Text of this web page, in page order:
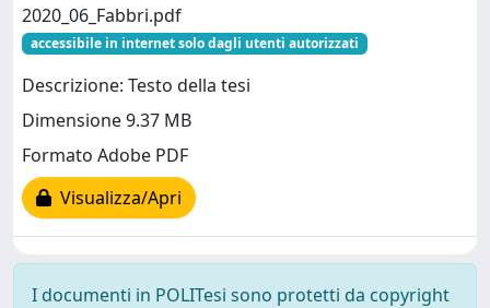
2020_06_Fabbri.pdf
accessibile in internet solo dagli utenti autorizzati
Descrizione: Testo della tesi
Dimensione 9.37 MB
Formato Adobe PDF
Visualizza/Apri
I documenti in POLITesi sono protetti da copyright